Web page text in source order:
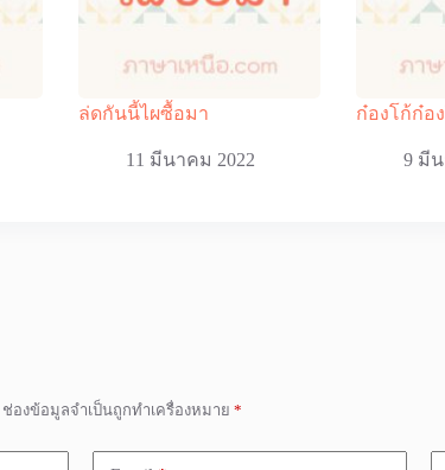
ล่ดกันนี้ไผซื้อมา
11 มีนาคม 2022
ก๋องโก้ก๋อ
9 มี
ช่องข้อมูลจำเป็นถูกทำเครื่องหมาย *